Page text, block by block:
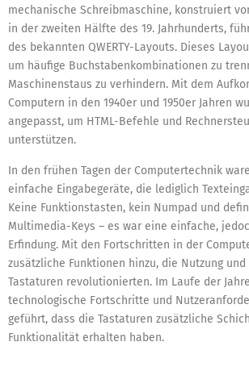
mechanische Schreibmaschine, konstruiert
in der zweiten Hälfte des 19. Jahrhunderts,
des bekannten QWERTY-Layouts. Dieses
um häufige Buchstabenkombinationen zu
Maschinenstaus zu verhindern. Mit dem
Computern in den 1940er und 1950er Jahren
angepasst, um HTML-Befehle und
unterstützen.
In den frühen Tagen der Computertechnik
einfache Eingabegeräte, die lediglich
Keine Funktionstasten, kein Numpad und
Multimedia-Keys – es war eine einfache,
Erfindung. Mit den Fortschritten in der
zusätzliche Funktionen hinzu, die Nutzung
Tastaturen revolutionierten. Im Laufe der
technologische Fortschritte und
geführt, dass die Tastaturen zusätzliche
Funktionalität erhalten haben.